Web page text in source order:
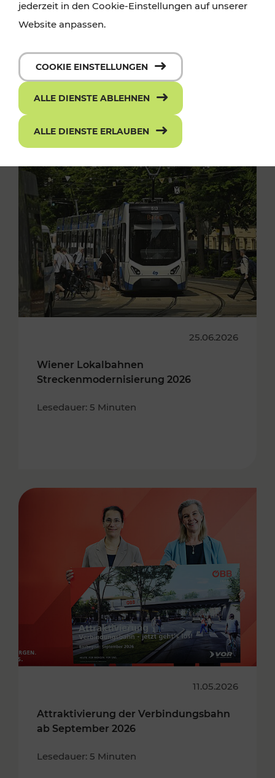
25.06.2026
Wiener Lokalbahnen
Streckenmodernisierung 2026
Lesedauer: 5 Minuten
11.05.2026
Attraktivierung der Verbindungsbahn
ab September 2026
Lesedauer: 5 Minuten
jederzeit in den Cookie-Einstellungen auf unserer
Website anpassen.
COOKIE EINSTELLUNGEN
ALLE DIENSTE ABLEHNEN
ALLE DIENSTE ERLAUBEN